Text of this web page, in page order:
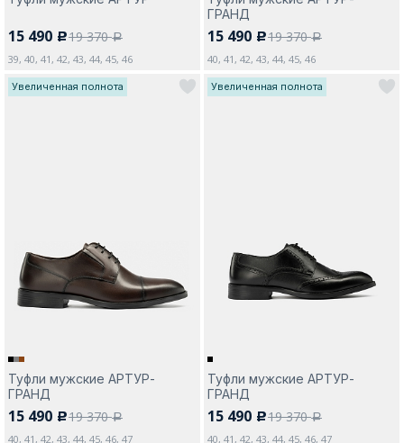
15 490 c19 370a
39, 40, 41, 42, 43, 44, 45, 46
ГРАНД
15 490 c19 370a
40, 41, 42, 43, 44, 45, 46
Увеличенная полнота
Туфли мужские АРТУР-
ГРАНД
15 490 c19 370a
40, 41, 42, 43, 44, 45, 46, 47
Увеличенная полнота
Туфли мужские АРТУР-
ГРАНД
15 490 c19 370a
40, 41, 42, 43, 44, 45, 46, 47